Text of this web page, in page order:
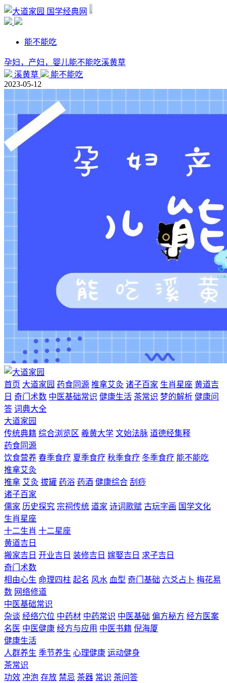
国学经典网
能不能吃
孕妇，产妇，婴儿能不能吃溪黄草
溪黄草
能不能吃
2023-05-12
首页 大道家园 药食同源 推拿艾灸 诸子百家 生肖星座 黄道吉
日 奇门术数 中医基础常识 健康生活 茶常识 梦的解析 健康问
答 词典大全
大道家园
传统典籍 综合浏览区 羲黄大学 文始法脉 道德经集释
药食同源
饮食营养 春季食疗 夏季食疗 秋季食疗 冬季食疗 能不能吃
推拿艾灸
推拿 艾灸 拔罐 药浴 药酒 健康综合 刮痧
诸子百家
儒家 历史探究 宗祠传统 道家 诗词歌赋 古玩字画 国学文化
生肖星座
十二生肖 十二星座
黄道吉日
搬家吉日 开业吉日 装修吉日 嫁娶吉日 求子吉日
奇门术数
相由心生 命理四柱 起名 风水 血型 奇门基础 六爻占卜 梅花易
数 网络修道
中医基础常识
杂谈 经络穴位 中药材 中药常识 中医基础 偏方秘方 经方医案
名医 中医健康 经方与应用 中医书籍 倪海厦
健康生活
人群养生 季节养生 心理健康 运动健身
茶常识
功效 冲泡 存放 禁忌 茶器 常识 茶问答